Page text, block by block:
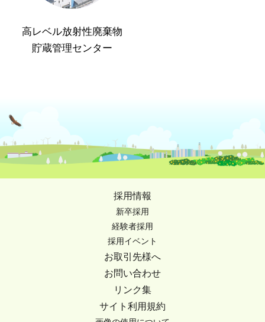
高レベル放射性廃棄物
貯蔵管理センター
採用情報
新卒採用
経験者採用
採用イベント
お取引先様へ
お問い合わせ
リンク集
サイト利用規約